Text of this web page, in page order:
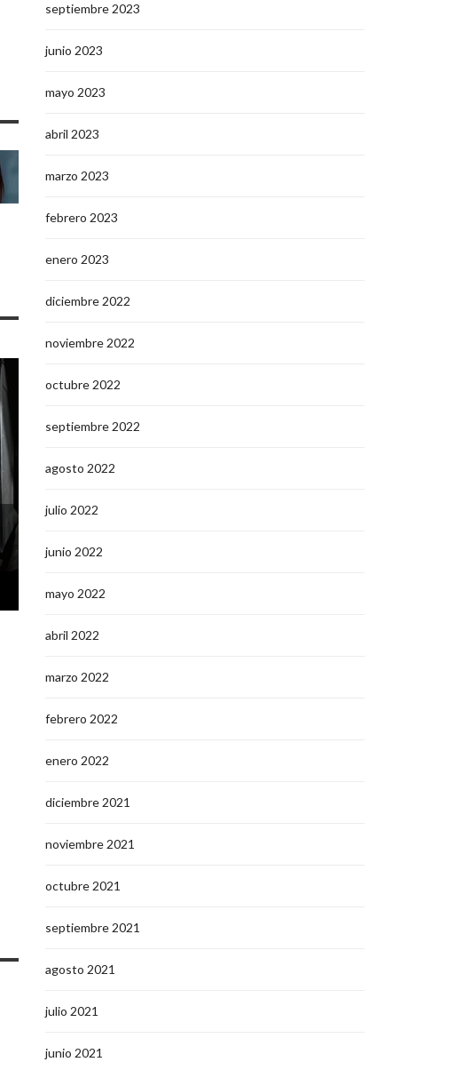
septiembre 2023
junio 2023
mayo 2023
abril 2023
marzo 2023
febrero 2023
enero 2023
diciembre 2022
noviembre 2022
octubre 2022
septiembre 2022
agosto 2022
julio 2022
junio 2022
mayo 2022
abril 2022
marzo 2022
febrero 2022
enero 2022
diciembre 2021
noviembre 2021
octubre 2021
septiembre 2021
agosto 2021
julio 2021
junio 2021